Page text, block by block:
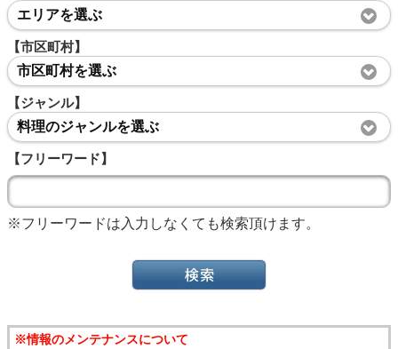
エリアを選ぶ
【市区町村】
市区町村を選ぶ
【ジャンル】
料理のジャンルを選ぶ
【フリーワード】
※フリーワードは入力しなくても検索頂けます。
※情報のメンテナンスについて